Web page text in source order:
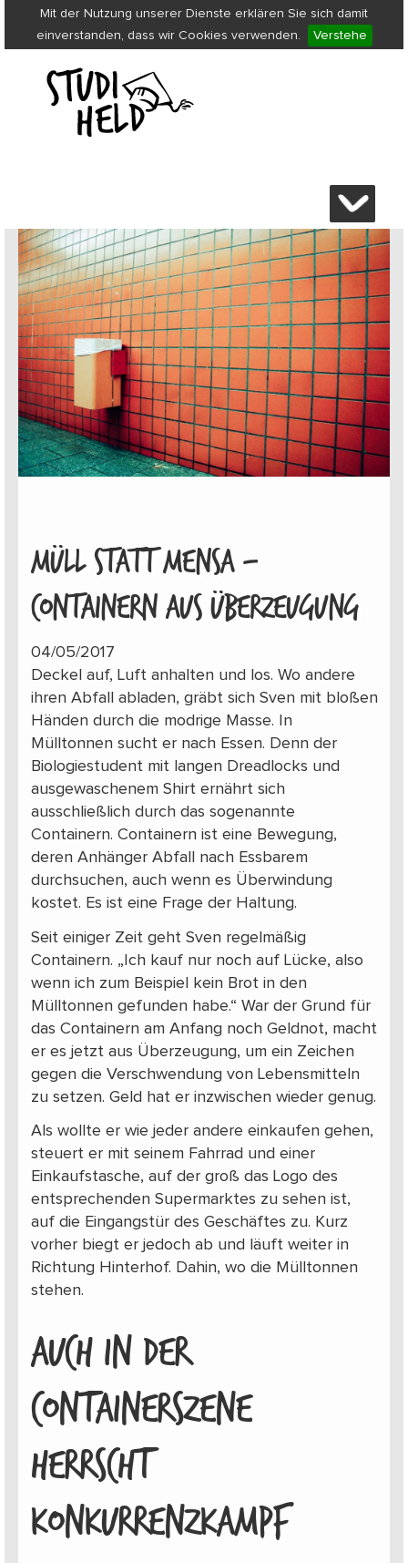
Mit der Nutzung unserer Dienste erklären Sie sich damit
einverstanden, dass wir Cookies verwenden.
Verstehe
MÜLL STATT MENSA –
CONTAINERN AUS ÜBERZEUGUNG
04/05/2017
Deckel auf, Luft anhalten und los. Wo andere
ihren Abfall abladen, gräbt sich Sven mit bloßen
Händen durch die modrige Masse. In
Mülltonnen sucht er nach Essen. Denn der
Biologiestudent mit langen Dreadlocks und
ausgewaschenem Shirt ernährt sich
ausschließlich durch das sogenannte
Containern. Containern ist eine Bewegung,
deren Anhänger Abfall nach Essbarem
durchsuchen, auch wenn es Überwindung
kostet. Es ist eine Frage der Haltung.
Seit einiger Zeit geht Sven regelmäßig
Containern. „Ich kauf nur noch auf Lücke, also
wenn ich zum Beispiel kein Brot in den
Mülltonnen gefunden habe.“ War der Grund für
das Containern am Anfang noch Geldnot, macht
er es jetzt aus Überzeugung, um ein Zeichen
gegen die Verschwendung von Lebensmitteln
zu setzen. Geld hat er inzwischen wieder genug.
Als wollte er wie jeder andere einkaufen gehen,
steuert er mit seinem Fahrrad und einer
Einkaufstasche, auf der groß das Logo des
entsprechenden Supermarktes zu sehen ist,
auf die Eingangstür des Geschäftes zu. Kurz
vorher biegt er jedoch ab und läuft weiter in
Richtung Hinterhof. Dahin, wo die Mülltonnen
stehen.
AUCH IN DER
CONTAINERSZENE
HERRSCHT
KONKURRENZKAMPF